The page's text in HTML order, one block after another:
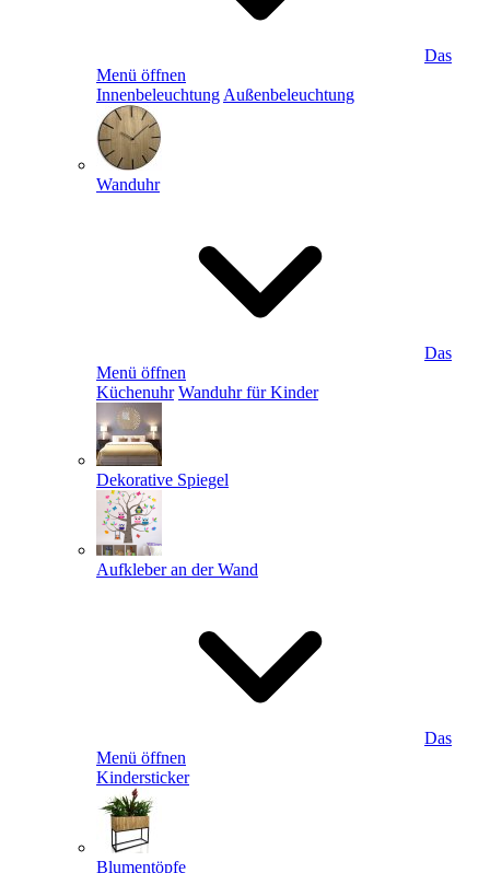
Das
Menü öffnen
Innenbeleuchtung Außenbeleuchtung
Wanduhr
Das
Menü öffnen
Küchenuhr Wanduhr für Kinder
Dekorative Spiegel
Aufkleber an der Wand
Das
Menü öffnen
Kindersticker
Blumentöpfe